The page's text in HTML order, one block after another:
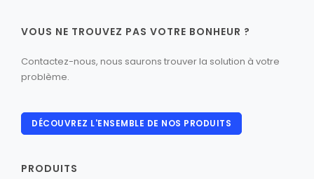
VOUS NE TROUVEZ PAS VOTRE BONHEUR ?
Contactez-nous, nous saurons trouver la solution à votre
problème.
DÉCOUVREZ L'ENSEMBLE DE NOS PRODUITS
PRODUITS